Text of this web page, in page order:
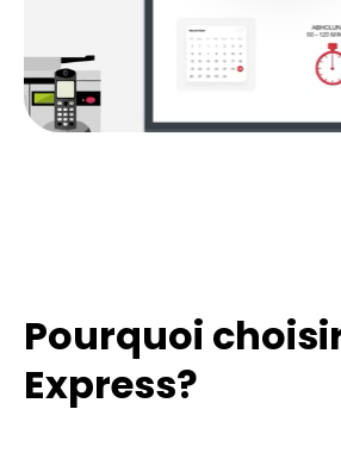
Pourquoi
Express?